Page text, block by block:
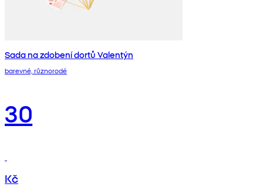
Sada na zdobení dortů Valentýn
barevné, různorodé
30
Kč